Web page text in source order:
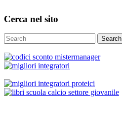
Cerca nel sito
Search